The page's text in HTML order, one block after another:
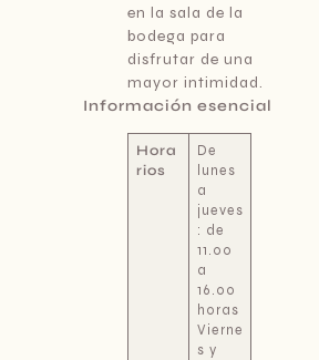
en la sala de la
bodega para
disfrutar de una
mayor intimidad.
Información esencial
Hora
rios
De
lunes
a
jueves
: de
11.00
a
16.00
horas
Vierne
s y